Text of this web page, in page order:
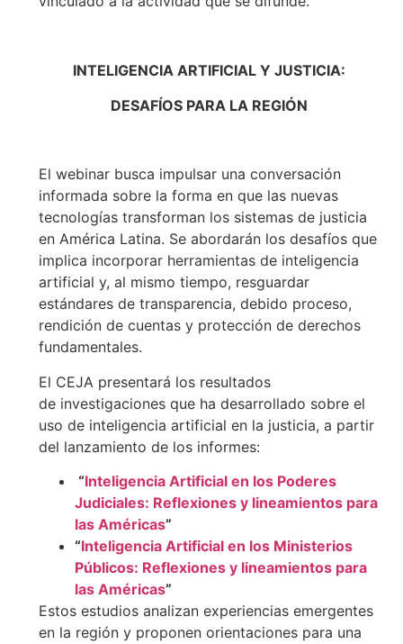
INTELIGENCIA ARTIFICIAL Y JUSTICIA:
DESAFÍOS PARA LA REGIÓN
El webinar busca impulsar una conversación
informada sobre la forma en que las nuevas
tecnologías transforman los sistemas de justicia
en América Latina. Se abordarán los desafíos que
implica incorporar herramientas de inteligencia
artificial y, al mismo tiempo, resguardar
estándares de transparencia, debido proceso,
rendición de cuentas y protección de derechos
fundamentales.
El CEJA presentará los resultados
de investigaciones que ha desarrollado sobre el
uso de inteligencia artificial en la justicia, a partir
del lanzamiento de los informes:
“Inteligencia Artificial en los Poderes
Judiciales: Reflexiones y lineamientos para
las Américas”
“Inteligencia Artificial en los Ministerios
Públicos: Reflexiones y lineamientos para
las Américas”
Estos estudios analizan experiencias emergentes
en la región y proponen orientaciones para una